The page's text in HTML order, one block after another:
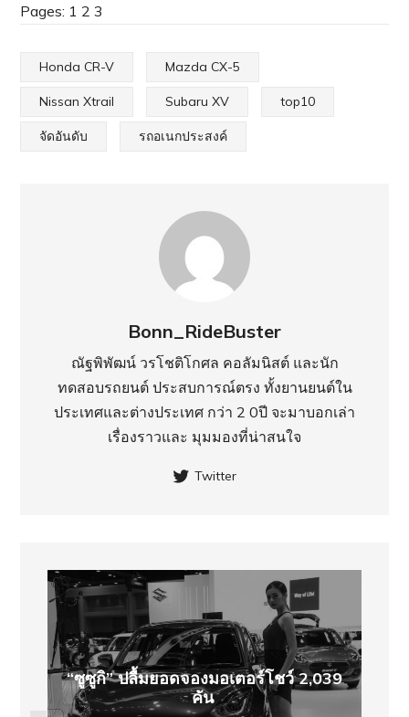
Pages: 1 2 3
Honda CR-V Mazda CX-5
Nissan Xtrail Subaru XV top10
จัดอันดับ รถอเนกประสงค์
Bonn_RideBuster
ณัฐพิพัฒน์ วรโชติโกศล คอลัมนิสต์ และนัก
ทดสอบรถยนต์ ประสบการณ์ตรง ทั้งยานยนต์ใน
ประเทศ​และต่างประเทศ กว่า 2 0ปี จะมาบอกเล่า
เรื่องราวและ มุมมองที่น่าสนใจ
Twitter
“ซูซูกิ” ปลื้มยอดจองมอเตอร์โชว์ 2,039
คัน